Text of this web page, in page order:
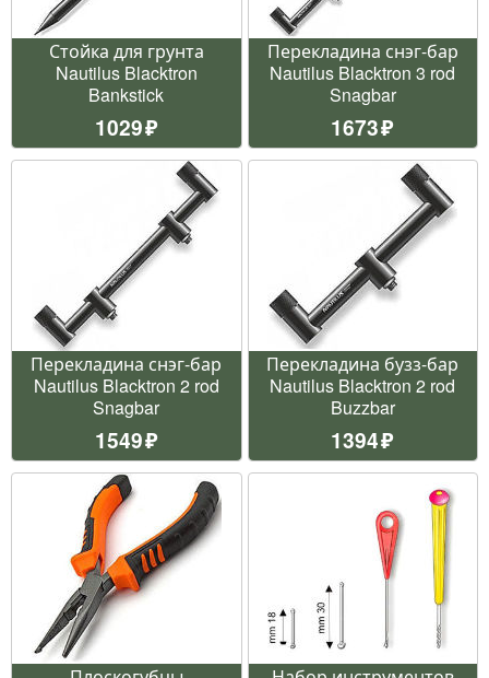
Стойка для грунта
Nautilus Blacktron
Bankstick
1029
Перекладина снэг-бар
Nautilus Blacktron 3 rod
Snagbar
1673
Перекладина снэг-бар
Nautilus Blacktron 2 rod
Snagbar
1549
Перекладина бузз-бар
Nautilus Blacktron 2 rod
Buzzbar
1394